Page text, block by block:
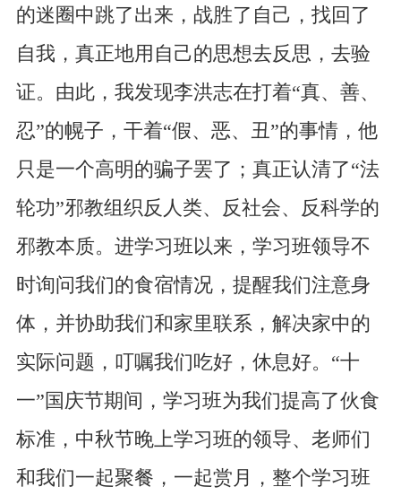
的迷圈中跳了出来，战胜了自己，找回了
自我，真正地用自己的思想去反思，去验
证。由此，我发现李洪志在打着“真、善、
忍”的幌子，干着“假、恶、丑”的事情，他
只是一个高明的骗子罢了；真正认清了“法
轮功”邪教组织反人类、反社会、反科学的
邪教本质。进学习班以来，学习班领导不
时询问我们的食宿情况，提醒我们注意身
体，并协助我们和家里联系，解决家中的
实际问题，叮嘱我们吃好，休息好。“十
一”国庆节期间，学习班为我们提高了伙食
标准，中秋节晚上学习班的领导、老师们
和我们一起聚餐，一起赏月，整个学习班